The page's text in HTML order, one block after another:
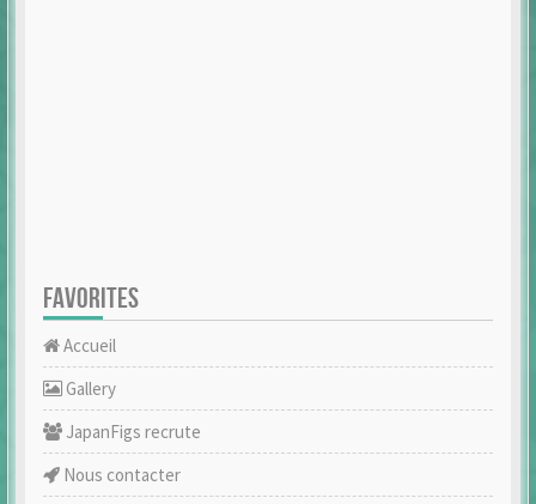
FAVORITES
Accueil
Gallery
JapanFigs recrute
Nous contacter